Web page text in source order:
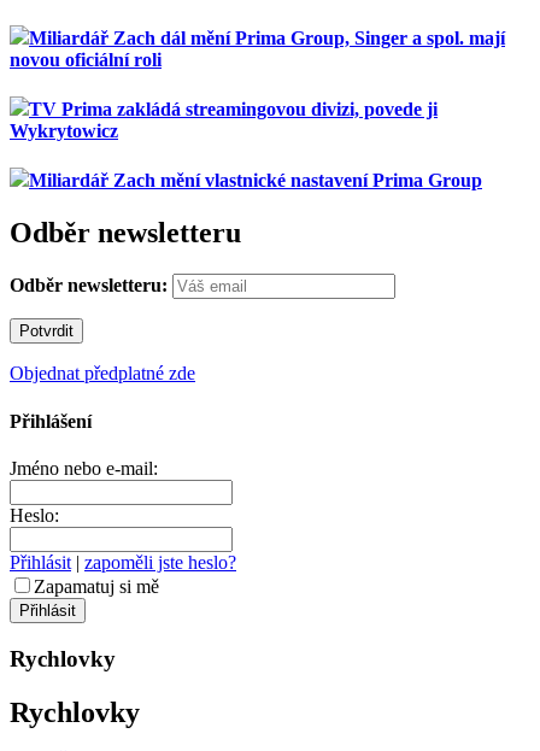
Miliardář Zach dál mění Prima Group, Singer a spol. mají
novou oficiální roli
TV Prima zakládá streamingovou divizi, povede ji
Wykrytowicz
Miliardář Zach mění vlastnické nastavení Prima Group
Odběr newsletteru
Odběr newsletteru:
Objednat předplatné zde
Přihlášení
Jméno nebo e-mail:
Heslo:
Přihlásit | zapoměli jste heslo?
Zapamatuj si mě
Rychlovky
Rychlovky